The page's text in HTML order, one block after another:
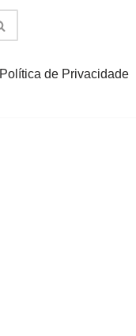
Política de Privacidade